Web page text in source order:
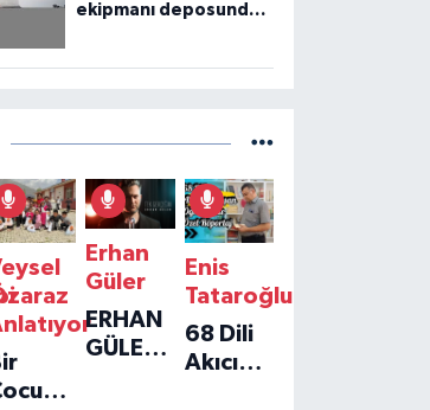
ekipmanı deposunda
Erhan
Güler
ERHAN
GÜLER'IN
Enis
Tataroğlu
68 Dili
Akıcı